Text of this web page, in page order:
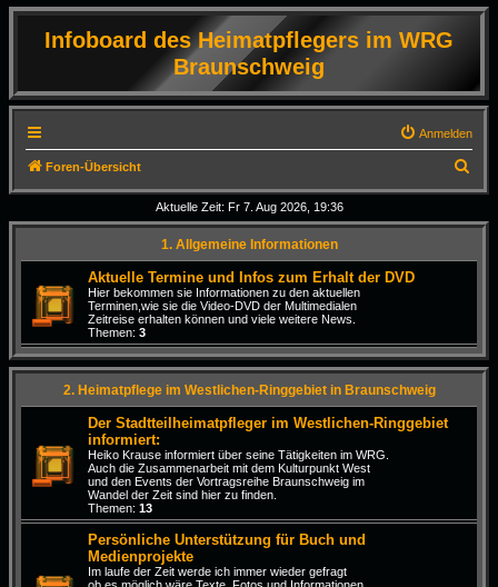
Infoboard des Heimatpflegers im WRG
Braunschweig
Anmelden
Foren-Übersicht
u
c
Aktuelle Zeit: Fr 7. Aug 2026, 19:36
1. Allgemeine Informationen
Aktuelle Termine und Infos zum Erhalt der DVD
Hier bekommen sie Informationen zu den aktuellen
Terminen,wie sie die Video-DVD der Multimedialen
Zeitreise erhalten können und viele weitere News.
Themen: 3
2. Heimatpflege im Westlichen-Ringgebiet in Braunschweig
Der Stadtteilheimatpfleger im Westlichen-Ringgebiet
informiert:
Heiko Krause informiert über seine Tätigkeiten im WRG.
Auch die Zusammenarbeit mit dem Kulturpunkt West
und den Events der Vortragsreihe Braunschweig im
Wandel der Zeit sind hier zu finden.
Themen: 13
Persönliche Unterstützung für Buch und
Medienprojekte
Im laufe der Zeit werde ich immer wieder gefragt